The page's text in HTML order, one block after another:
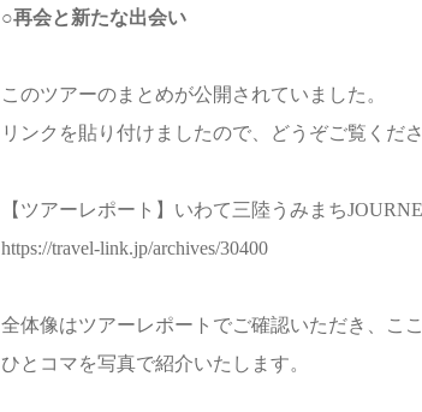
○再会と新たな出会い
このツアーのまとめが公開されていました。
リンクを貼り付けましたので、どうぞご覧くださ
【ツアーレポート】いわて三陸うみまち
https://travel-link.jp/archives/30400
全体像はツアーレポートでご確認いただき、こ
ひとコマを写真で紹介いたします。